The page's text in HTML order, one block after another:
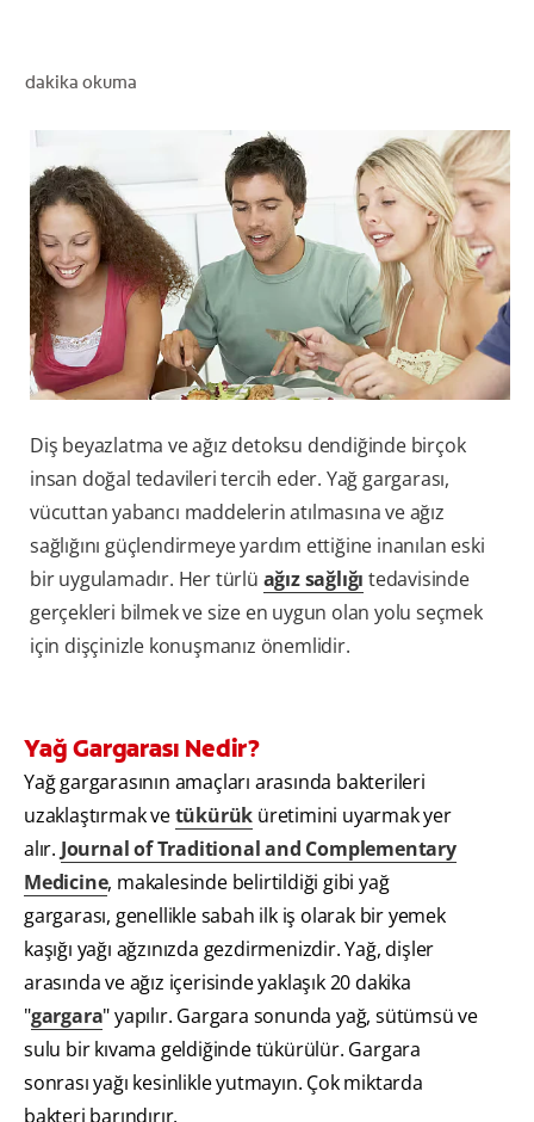
KAYIT OL
dakika okuma
Diş beyazlatma ve ağız detoksu dendiğinde birçok
insan doğal tedavileri tercih eder. Yağ gargarası,
vücuttan yabancı maddelerin atılmasına ve ağız
sağlığını güçlendirmeye yardım ettiğine inanılan eski
bir uygulamadır. Her türlü ağız sağlığı tedavisinde
gerçekleri bilmek ve size en uygun olan yolu seçmek
için dişçinizle konuşmanız önemlidir.
Yağ Gargarası Nedir?
Yağ gargarasının amaçları arasında bakterileri
uzaklaştırmak vetükürük üretimini uyarmak yer
alır. Journal of Traditional and Complementary
Medicine, makalesinde belirtildiği gibi yağ
gargarası, genellikle sabah ilk iş olarak bir yemek
kaşığı yağı ağzınızda gezdirmenizdir. Yağ, dişler
arasında ve ağız içerisinde yaklaşık 20 dakika
"gargara" yapılır. Gargara sonunda yağ, sütümsü ve
sulu bir kıvama geldiğinde tükürülür. Gargara
sonrası yağı kesinlikle yutmayın. Çok miktarda
bakteri barındırır.